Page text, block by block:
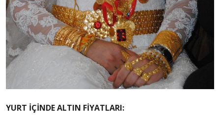
YURT İÇİNDE ALTIN FİYATLARI: